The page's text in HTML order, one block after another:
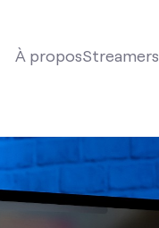
À proposStreamers